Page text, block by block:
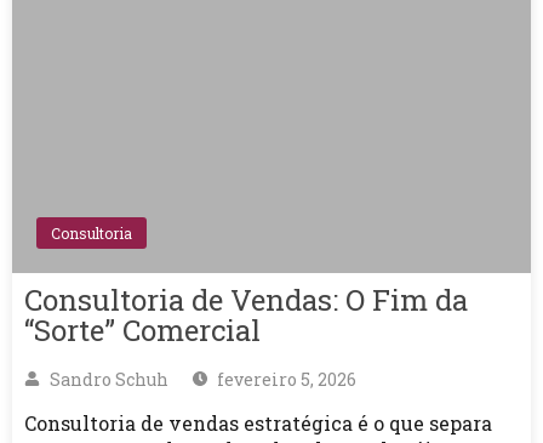
Consultoria
Consultoria de Vendas: O Fim da
“Sorte” Comercial
Sandro Schuh fevereiro 5, 2026
Consultoria de vendas estratégica é o que separa